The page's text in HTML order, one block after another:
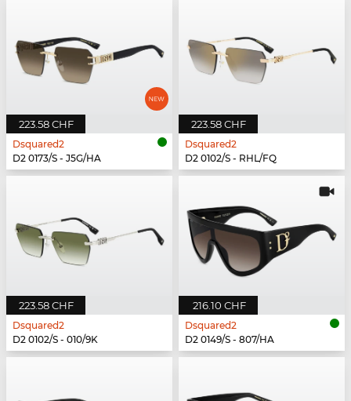
223.58 CHF
Dsquared2
D2 0173/S - J5G/HA
223.58 CHF
Dsquared2
D2 0102/S - RHL/FQ
223.58 CHF
Dsquared2
D2 0102/S - 010/9K
216.10 CHF
Dsquared2
D2 0149/S - 807/HA